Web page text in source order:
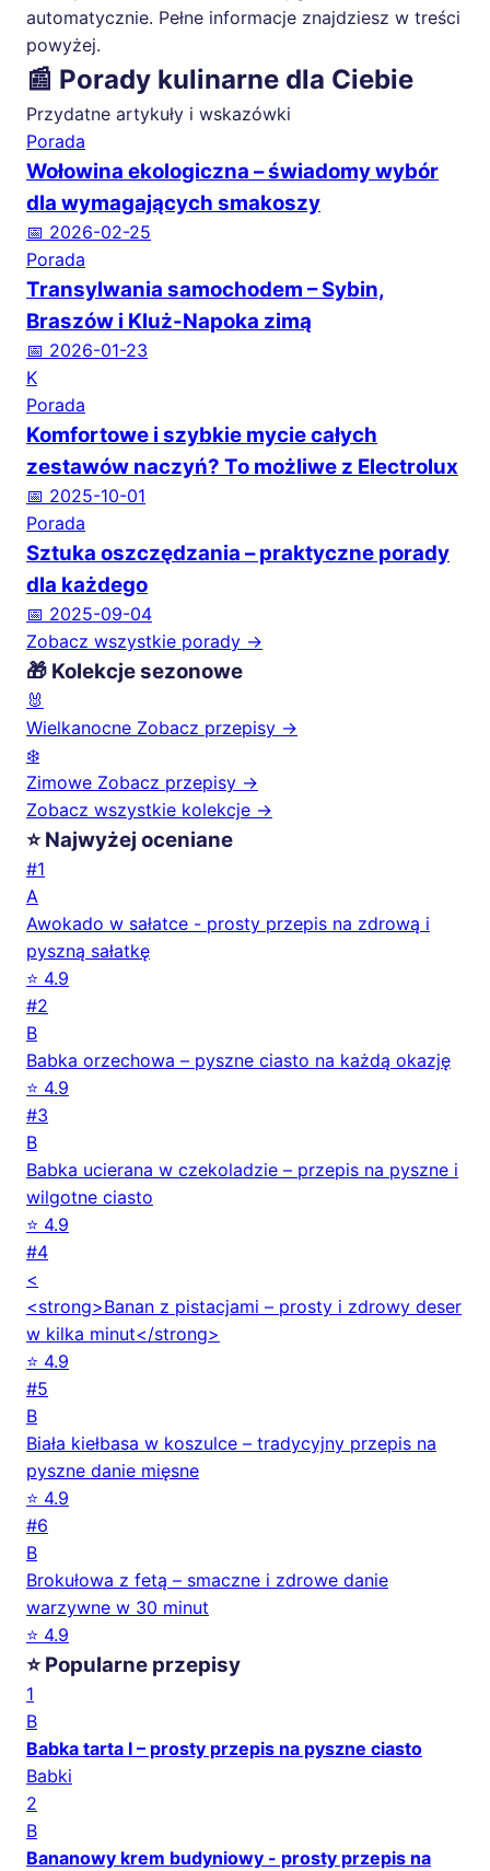
automatycznie. Pełne informacje znajdziesz w treści
powyżej.
📰 Porady kulinarne dla Ciebie
Przydatne artykuły i wskazówki
Porada
Wołowina ekologiczna – świadomy wybór
dla wymagających smakoszy
📅 2026-02-25
Porada
Transylwania samochodem – Sybin,
Braszów i Kluż-Napoka zimą
📅 2026-01-23
K
Porada
Komfortowe i szybkie mycie całych
zestawów naczyń? To możliwe z Electrolux
📅 2025-10-01
Porada
Sztuka oszczędzania – praktyczne porady
dla każdego
📅 2025-09-04
Zobacz wszystkie porady →
🎁 Kolekcje sezonowe
🐰
Wielkanocne Zobacz przepisy →
❄️
Zimowe Zobacz przepisy →
Zobacz wszystkie kolekcje →
⭐ Najwyżej oceniane
#1
A
Awokado w sałatce - prosty przepis na zdrową i
pyszną sałatkę
⭐ 4.9
#2
B
Babka orzechowa – pyszne ciasto na każdą okazję
⭐ 4.9
#3
B
Babka ucierana w czekoladzie – przepis na pyszne i
wilgotne ciasto
⭐ 4.9
#4
<
<strong>Banan z pistacjami – prosty i zdrowy deser
w kilka minut</strong>
⭐ 4.9
#5
B
Biała kiełbasa w koszulce – tradycyjny przepis na
pyszne danie mięsne
⭐ 4.9
#6
B
Brokułowa z fetą – smaczne i zdrowe danie
warzywne w 30 minut
⭐ 4.9
⭐ Popularne przepisy
1
B
Babka tarta I – prosty przepis na pyszne ciasto
Babki
2
B
Bananowy krem budyniowy - prosty przepis na